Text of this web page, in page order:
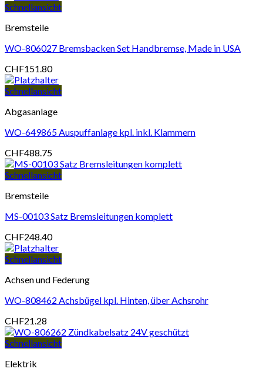
Schnellansicht
Bremsteile
WO-806027 Bremsbacken Set Handbremse, Made in USA
CHF151.80
Schnellansicht
Abgasanlage
WO-649865 Auspuffanlage kpl. inkl. Klammern
CHF488.75
Schnellansicht
Bremsteile
MS-00103 Satz Bremsleitungen komplett
CHF248.40
Schnellansicht
Achsen und Federung
WO-808462 Achsbügel kpl. Hinten, über Achsrohr
CHF21.28
Schnellansicht
Elektrik